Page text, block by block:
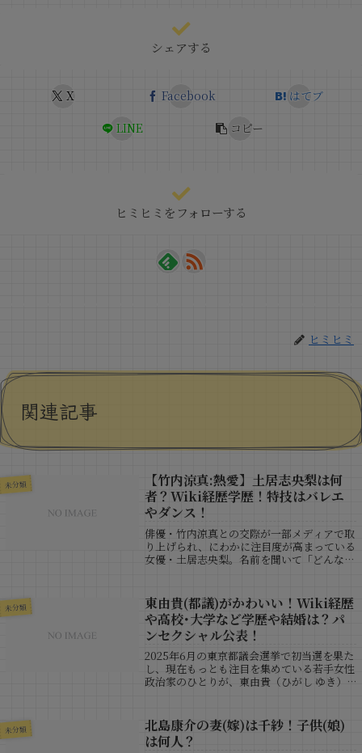
シェアする
X Facebook
はてブ
LINE
コピー
ヒミヒミをフォローする
ヒミヒミ
関連記事
未分類
【竹内涼真:熱愛】土居志央梨は何
者？Wiki経歴学歴！特技はバレエ
やダンス！
俳優・竹内涼真との交際が一部メディアで取
り上げられ、にわかに注目度が高まっている
女優・土居志央梨。名前を聞いて「どんな
兼ね備えた彼女は、映画やドラマ、舞台と幅
広...
未分類
東由貴(都議)がかわいい！Wiki経歴
や高校･大学など学歴や結婚は？パ
ンセクシャル公表！
2025年6月の東京都議会選挙で初当選を果た
し、現在もっとも注目を集めている若手女性
政治家のひとりが、東由貴（ひがし ゆき）
12月の都議会本会議での「パンセク...
未分類
北島康介の妻(嫁)は千紗！子供(娘)
は何人？